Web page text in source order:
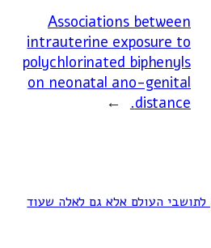
Associations between
intrauterine exposure to
polychlorinated biphenyls
on neonatal ano-genital
distance.
→
לתושבי העולם אלא גם לאלה שעוד